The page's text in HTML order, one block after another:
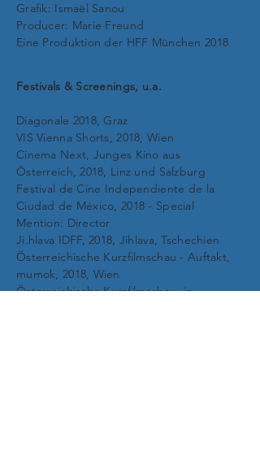
Grafik: Ismaël Sanou
Producer: Marie Freund
Eine Produktion der HFF München 2018
Festivals & Screenings, u.a.
Diagonale 2018, Graz
VIS Vienna Shorts, 2018, Wien
Cinema Next, Junges Kino aus
Österreich, 2018, Linz und Salzburg
Festival de Cine Independiente de la
Ciudad de México, 2018 - Special
Mention: Director
Ji.hlava IDFF, 2018, Jihlava, Tschechien
Österreichische Kurzfilmschau - Auftakt,
mumok, 2018, Wien
Österreichische Kurzfilmschau, in